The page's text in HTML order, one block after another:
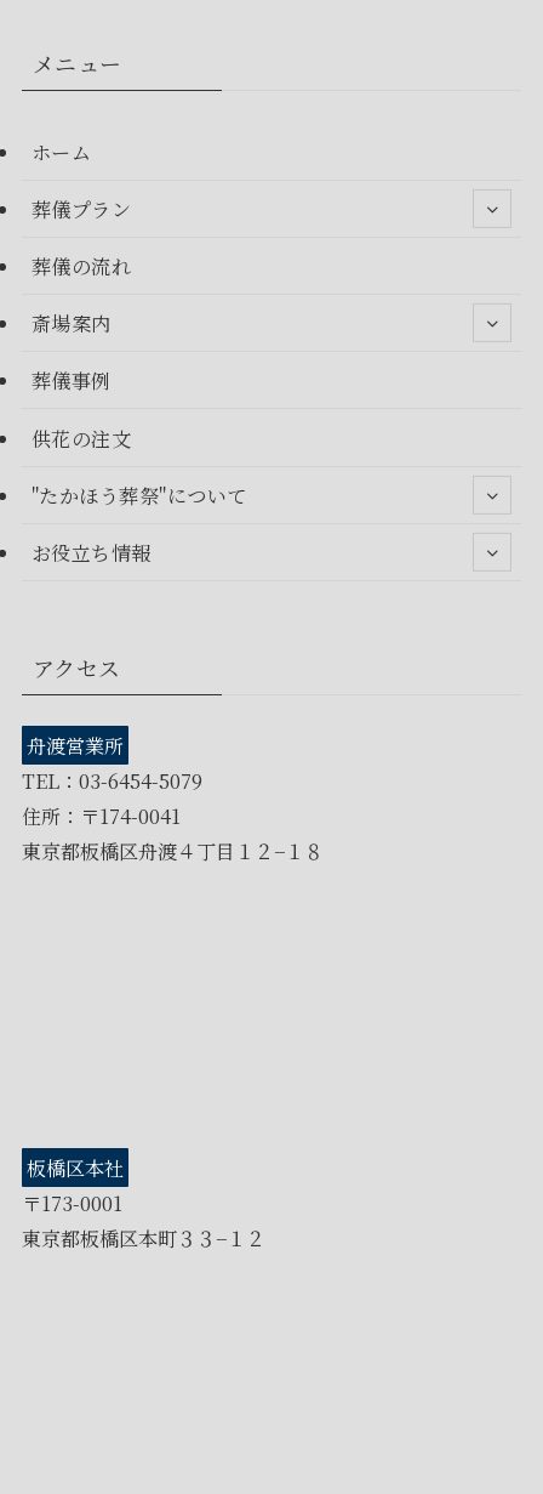
メニュー
ホーム
葬儀プラン
葬儀の流れ
斎場案内
葬儀事例
供花の注文
"たかほう葬祭"について
お役立ち情報
アクセス
舟渡営業所
TEL：03-6454-5079
住所：〒174-0041
東京都板橋区舟渡４丁目１２−１８
板橋区本社
〒173-0001
東京都板橋区本町３３−１２